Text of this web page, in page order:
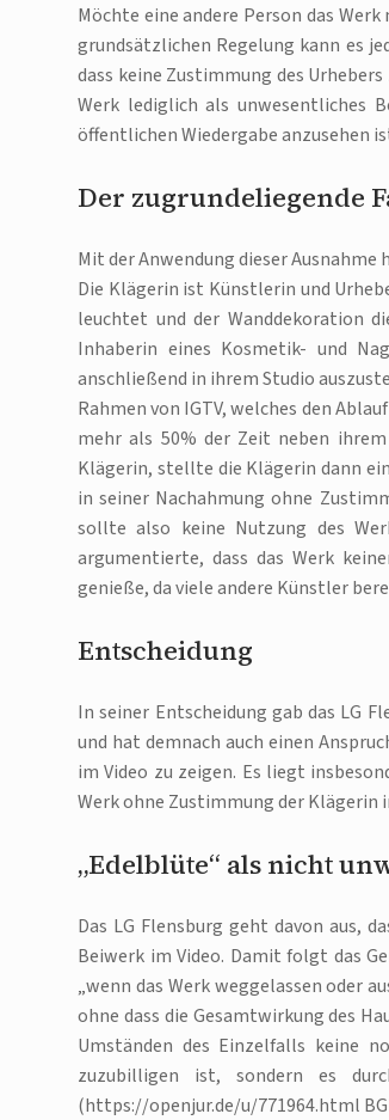
Möchte eine andere Person das
grundsätzlichen Regelung kann es
dass keine Zustimmung des
Werk lediglich als unwesentliches
öffentlichen Wiedergabe anzusehen
Der zugrundeliegende
Mit der Anwendung dieser Ausnahme
Die Klägerin ist Künstlerin und
leuchtet und der Wanddekoration
Inhaberin eines Kosmetik- und
anschließend in ihrem Studio
Rahmen von IGTV, welches den
mehr als 50% der Zeit neben
Klägerin, stellte die Klägerin dann
in seiner Nachahmung ohne
sollte also keine Nutzung des
argumentierte, dass das Werk
genieße, da viele andere Künstler
Entscheidung
In seiner Entscheidung gab das LG
und hat demnach auch einen
im Video zu zeigen. Es liegt
Werk ohne Zustimmung der Klägerin
„Edelblüte“ als nicht
Das LG Flensburg geht davon aus,
Beiwerk im Video. Damit folgt das
„wenn das Werk weggelassen oder
ohne dass die Gesamtwirkung des
Umständen des Einzelfalls keine
zuzubilligen ist, sondern es
(https://openjur.de/u/771964.html